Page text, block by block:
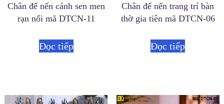
Chân đế nến cánh sen men
rạn nổi mã DTCN-11
Đọc tiếp
Chân đế nến trang trí bàn
thờ gia tiên mã DTCN-06
Đọc tiếp